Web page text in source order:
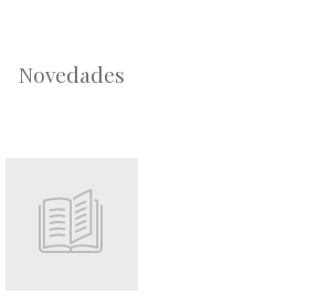
Novedades
Root